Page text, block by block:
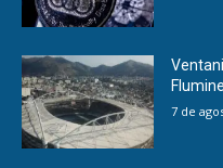
7 de